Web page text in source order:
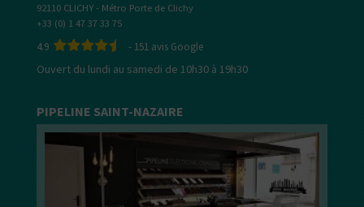
92110 CLICHY - Métro Porte de Clichy
+33 (0) 1 47 37 33 75
4.9 - 151 avis Google
Ouvert du lundi au samedi de 10h30 à 19h30
PIPELINE SAINT-NAZAIRE